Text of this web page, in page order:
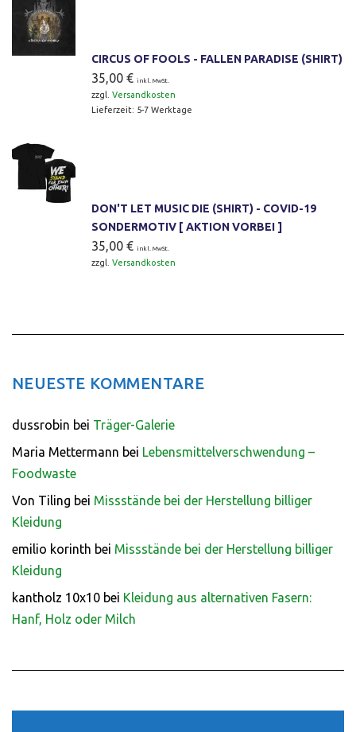
CIRCUS OF FOOLS - FALLEN PARADISE (SHIRT)
35,00 € inkl. MwSt.
zzgl. Versandkosten
Lieferzeit: 5-7 Werktage
DON'T LET MUSIC DIE (SHIRT) - COVID-19
SONDERMOTIV [ AKTION VORBEI ]
35,00 € inkl. MwSt.
zzgl. Versandkosten
NEUESTE KOMMENTARE
dussrobin bei Träger-Galerie
Maria Mettermann bei Lebensmittelverschwendung –
Foodwaste
Von Tiling bei Missstände bei der Herstellung billiger
Kleidung
emilio korinth bei Missstände bei der Herstellung billiger
Kleidung
kantholz 10x10 bei Kleidung aus alternativen Fasern:
Hanf, Holz oder Milch